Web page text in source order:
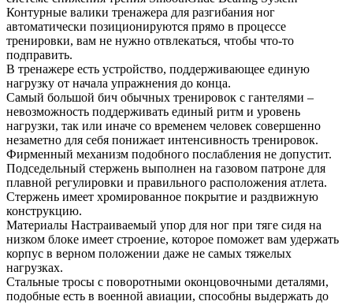
Контурные валики тренажера для разгибания ног
автоматически позиционируются прямо в процессе
тренировки, вам не нужно отвлекаться, чтобы что-то
подправить.
В тренажере есть устройство, поддерживающее единую
нагрузку от начала упражнения до конца.
Самый большой бич обычных тренировок с гантелями –
невозможность поддерживать единый ритм и уровень
нагрузки, так или иначе со временем человек совершенно
незаметно для себя понижает интенсивность тренировок.
Фирменный механизм подобного послабления не допустит.
Подседельный стержень выполнен на газовом патроне для
плавной регулировки и правильного расположения атлета.
Стержень имеет хромированное покрытие и раздвижную
конструкцию.
Материалы Настраиваемый упор для ног при тяге сидя на
низком блоке имеет строение, которое поможет вам удержать
корпус в верном положении даже не самых тяжелых
нагрузках.
Стальные тросы с поворотными оконцовочными деталями,
подобные есть в военной авиации, способны выдержать до